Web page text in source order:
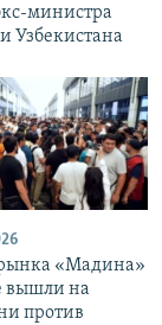
министра
Узбекистана
«Мадина»
вышли на
против